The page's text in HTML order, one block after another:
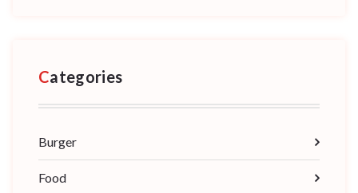
Categories
Burger
Food